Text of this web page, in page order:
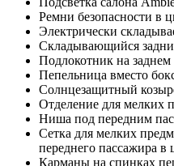
Ремни безопасности в
Электрически
Складывающийся
Подлокотник на
Пепельница вместо
Солнцезащитный
Отделение для мелких
Ниша под передним
Сетка для мелких
переднего пассажира в
Карманы на спинках